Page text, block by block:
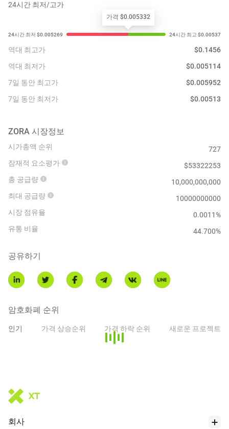
24시간 최저/고가
가격 $0.005332
역대 최고가 $0.1456
역대 최저가
$0.005114
7일 동안 최고가
$0.005952
7일 동안 최저가
$0.00513
ZORA 시장정보
시가총액 순위
727
잠재적 요소평가
$53322253
총 공급량
10,000,000,000
최대 공급량
10000000000
시장 점유율
0.0011%
유통 비율
44.700%
공유하기
암호화폐 순위
인기 가격 상승순위 가격 하락 순위 새로운 프로젝트
회사